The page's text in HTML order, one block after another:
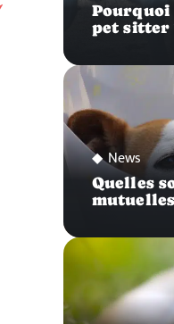
Pourquoi
pet sitter
News
Quelles